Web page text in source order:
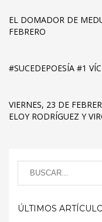
EL DOMADOR DE
FEBRERO
#SUCEDEPOESÍA #1
VIERNES, 23 DE
ELOY RODRÍGUEZ Y
ÚLTIMOS